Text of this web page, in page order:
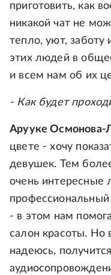
приготовить, как
никакой чат не
тепло, уют,
этих людей в
и всем нам об их
- Как будет
Арууке Осмонова-
цвете - хочу
девушек. Тем
очень интересные
- в этом нам
салон красоты. Но
надеюсь,